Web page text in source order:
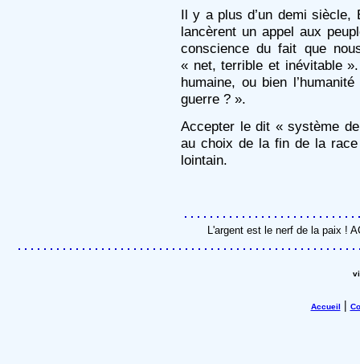
Il y a plus d’un demi siècle,
lancèrent un appel aux
conscience du fait que
« net, terrible et inévitable
humaine, ou bien
guerre ? ».
Accepter le dit « système
au choix de la fin de la
lointain.
L'argent est le nerf de la paix !
Accueil |